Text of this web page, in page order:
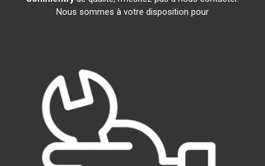
Nous sommes à votre disposition pour